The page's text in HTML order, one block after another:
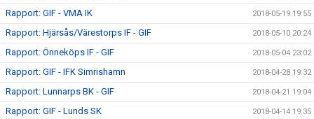
Rapport: GIF - VMA IK 2018-05-19 19:55
Rapport: Hjärsås/Värestorps IF - GIF 2018-05-10 20:24
Rapport: Önneköps IF - GIF 2018-05-04 23:02
Rapport: GIF - IFK Simrishamn 2018-04-28 19:32
Rapport: Lunnarps BK - GIF 2018-04-21 19:04
Rapport: GIF - Lunds SK 2018-04-14 19:35